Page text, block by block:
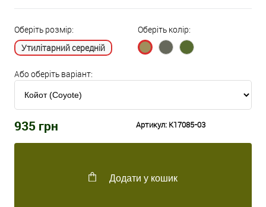
Оберіть розмір:
Утилітарний середній
Оберіть колір:
Або оберіть варіант:
935 грн Артикул: K17085-03
Додати у кошик